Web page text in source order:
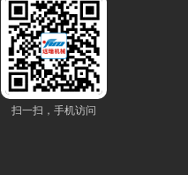
扫一扫，手机访问